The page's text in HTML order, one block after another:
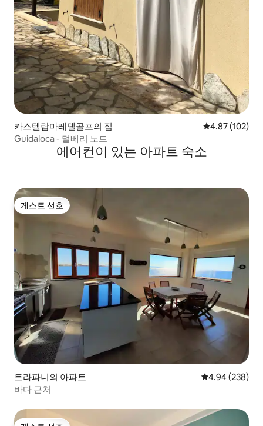
카스텔람마레델골포의 집 평점 4.87점(5
4.87 (102)
Guidaloca - 멀베리 노트
에어컨이 있는 아파트 숙소
게스트 선호
게스트 선호
트라파니의 아파트 평점 4.94점(5
4.94 (238)
바다 근처